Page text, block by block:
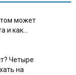
может
и как...
Четыре
на